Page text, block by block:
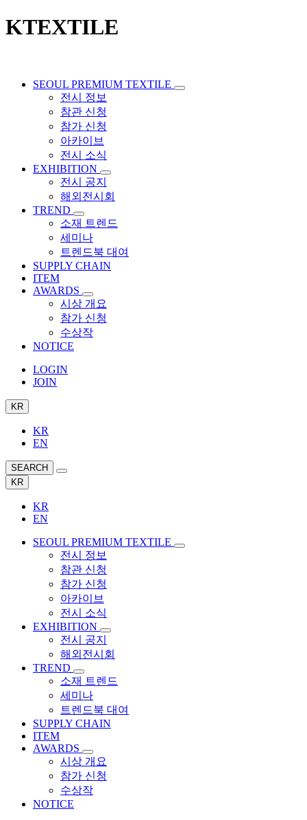
KTEXTILE
SEOUL PREMIUM TEXTILE
전시 정보
참관 신청
참가 신청
아카이브
전시 소식
EXHIBITION
전시 공지
해외전시회
TREND
소재 트렌드
세미나
트렌드북 대여
SUPPLY CHAIN
ITEM
AWARDS
시상 개요
참가 신청
수상작
NOTICE
LOGIN
JOIN
KR
KR
EN
SEARCH
KR
KR
EN
SEOUL PREMIUM TEXTILE
전시 정보
참관 신청
참가 신청
아카이브
전시 소식
EXHIBITION
전시 공지
해외전시회
TREND
소재 트렌드
세미나
트렌드북 대여
SUPPLY CHAIN
ITEM
AWARDS
시상 개요
참가 신청
수상작
NOTICE